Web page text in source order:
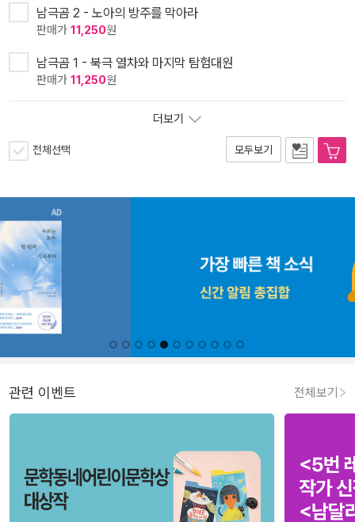
남극곰 2 - 노아의 방주를 막아라
판매가 11,250원
남극곰 1 - 북극 열차와 마지막 탐험대원
판매가 11,250원
더보기
전체선택 모두보기
관련 이벤트 전체보기